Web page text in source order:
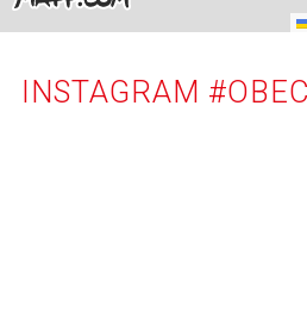
INSTAGRAM